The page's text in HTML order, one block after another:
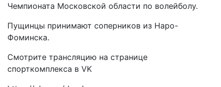
Чемпионата Московской области по волейболу.
Пущинцы принимают соперников из Наро-
Фоминска.
Смотрите трансляцию на странице
спорткомплекса в VK